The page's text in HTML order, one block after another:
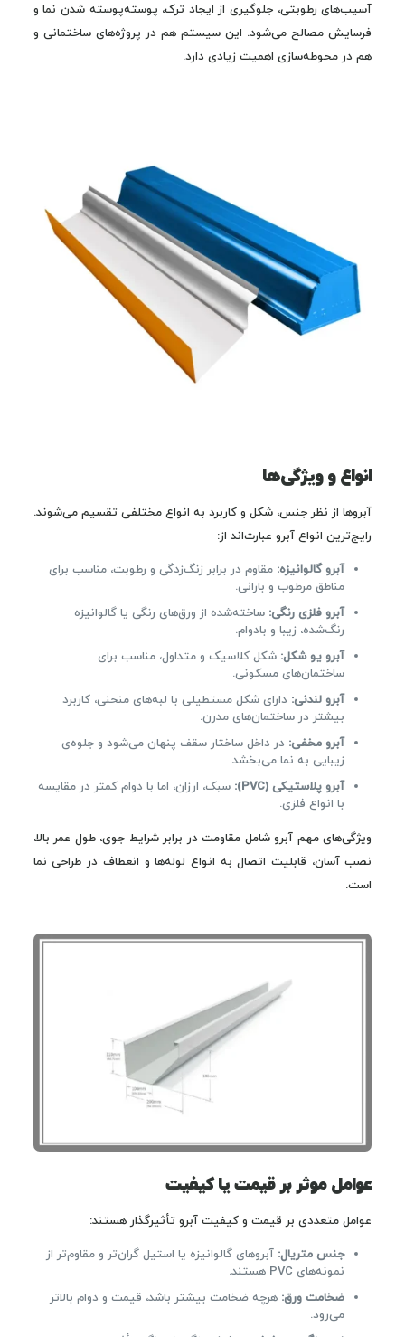
آسیب‌های رطوبتی، جلوگیری از ایجاد ترک، پوسته‌پوسته شدن نما و
فرسایش مصالح می‌شود. این سیستم هم در پروژه‌های ساختمانی و
هم در محوطه‌سازی اهمیت زیادی دارد.
انواع و ویژگی‌ها
آبروها از نظر جنس، شکل و کاربرد به انواع مختلفی تقسیم می‌شوند.
رایج‌ترین انواع آبرو عبارت‌اند از:
آبرو گالوانیزه: مقاوم در برابر زنگ‌زدگی و رطوبت، مناسب برای
مناطق مرطوب و بارانی.
آبرو فلزی رنگی: ساخته‌شده از ورق‌های رنگی یا گالوانیزه
رنگ‌شده، زیبا و بادوام.
آبرو یو شکل: شکل کلاسیک و متداول، مناسب برای
ساختمان‌های مسکونی.
آبرو لندنی: دارای شکل مستطیلی با لبه‌های منحنی، کاربرد
بیشتر در ساختمان‌های مدرن.
آبرو مخفی: در داخل ساختار سقف پنهان می‌شود و جلوه‌ی
زیبایی به نما می‌بخشد.
آبرو پلاستیکی (PVC):
سبک، ارزان، اما با دوام کمتر در مقایسه
با انواع فلزی.
ویژگی‌های مهم آبرو شامل مقاومت در برابر شرایط جوی، طول عمر بالا،
نصب آسان، قابلیت اتصال به انواع لوله‌ها و انعطاف در طراحی نما
است.
عوامل موثر بر قیمت یا کیفیت
عوامل متعددی بر قیمت و کیفیت آبرو تأثیرگذار هستند:
جنس متریال: آبروهای گالوانیزه یا استیل گران‌تر و مقاوم‌تر از
نمونه‌های PVC هستند.
ضخامت ورق: هرچه ضخامت بیشتر باشد، قیمت و دوام بالاتر
می‌رود.